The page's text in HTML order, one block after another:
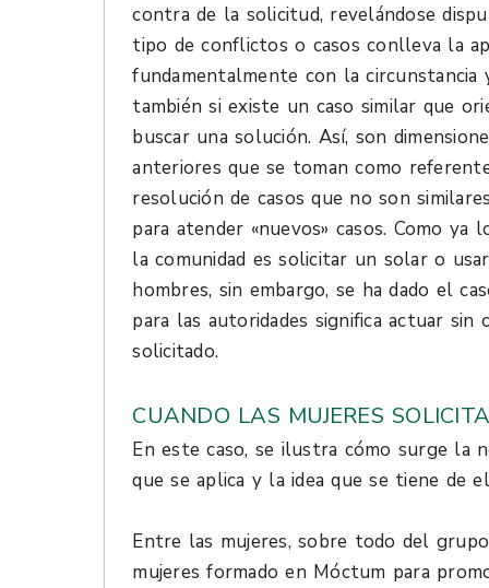
contra de la solicitud, revelándose
tipo de conflictos o casos conlleva la
fundamentalmente con la circunstancia
también si existe un caso similar que
buscar una solución. Así, son
anteriores que se toman como
resolución de casos que no son
para atender «nuevos» casos. Como
la comunidad es solicitar un solar o
hombres, sin embargo, se ha dado el
para las autoridades significa actuar
solicitado.
CUANDO LAS MUJERES
En este caso, se ilustra cómo surge la
que se aplica y la idea que se tiene de
Entre las mujeres, sobre todo del
mujeres formado en Móctum para